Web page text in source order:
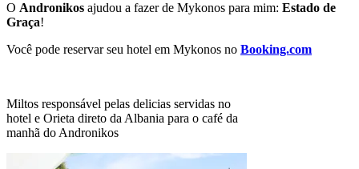
O Andronikos ajudou a fazer de Mykonos para mim: Estado de
Graça!
Você pode reservar seu hotel em Mykonos no Booking.com
Miltos responsável pelas delicias servidas no
hotel e Orieta direto da Albania para o café da
manhã do Andronikos